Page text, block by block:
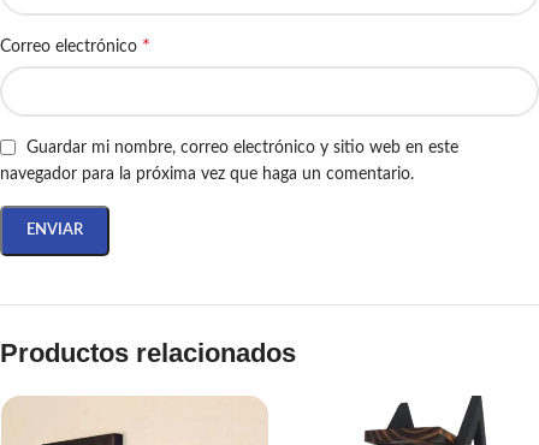
Correo electrónico *
Guardar mi nombre, correo electrónico y sitio web en este
navegador para la próxima vez que haga un comentario.
Productos relacionados